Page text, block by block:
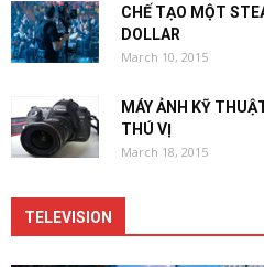
CHẾ TẠO MỘT
DOLLAR
March 10, 2015
MÁY ẢNH KỸ
THÚ VỊ
March 18, 2015
TELEVISION